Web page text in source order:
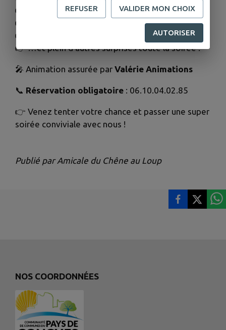
👉 Électroménager divers
👉 Soins esthétiques
👉 Bons d’achat : 50€, 120€, 300€
👉 …et plein d’autres surprises toute la soirée !
🎤 Animation assurée par Valérie Animations
📞 Réservation obligatoire : 06.10.04.02.85
👉 Venez tenter votre chance et passer une super
soirée conviviale avec nous !
Publié par Amicale du Chêne au Loup
NOS COORDONNÉES
REFUSER VALIDER MON CHOIX
AUTORISER